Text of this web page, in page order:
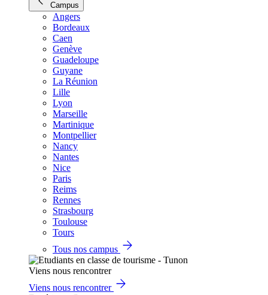
Campus
Angers
Bordeaux
Caen
Genève
Guadeloupe
Guyane
La Réunion
Lille
Lyon
Marseille
Martinique
Montpellier
Nancy
Nantes
Nice
Paris
Reims
Rennes
Strasbourg
Toulouse
Tours
Tous nos campus
Viens nous rencontrer
Viens nous rencontrer